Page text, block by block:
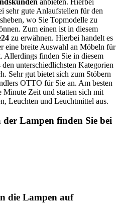
anbieten. Hierbei
sehr gute Anlaufstellen für den
wo Sie Topmodelle zu
Zum einen ist in diesem
zu erwähnen. Hierbei handelt es
eine breite Auswahl an Möbeln für
Allerdings finden Sie in diesem
unterschiedlichsten Kategorien
Sehr gut bietet sich zum Stöbern
OTTO für Sie an. Am besten
Minute Zeit und statten sich mit
Leuchten und Leuchtmittel aus.
Lampen finden Sie bei
die Lampen auf